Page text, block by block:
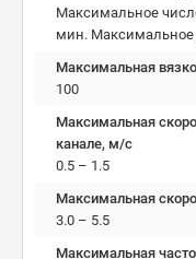
Максимальное
мин. Максимальное
Максимальная
100
Максимальная
канале, м/с
0.5 – 1.5
Максимальная
3.0 – 5.5
Максимальная